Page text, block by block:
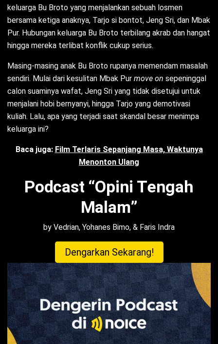
keluarga Bu Broto yang menjalankan sebuah losmen
bersama ketiga anaknya, Tarjo si bontot, Jeng Sri, dan Mbak
Pur. Hubungan keluarga Bu Broto terbilang akrab dan hangat
hingga mereka terlibat konflik cukup serius.
Masing-masing anak Bu Broto rupanya memendam masalah
sendiri. Mulai dari kesulitan Mbak Pur move on sepeninggal
calon suaminya wafat, Jeng Sri yang tidak disetujui untuk
menjalani hobi bernyanyi, hingga Tarjo yang demotivasi
kuliah. Lalu, apa yang terjadi saat skandal besar menimpa
keluarga ini?
Baca juga: Film Terlaris Sepanjang Masa, Waktunya
Menonton Ulang
Podcast “Opini Tengah
Malam”
by Vedrian, Yohanes Bimo, & Faris Indra
Dengarkan Sekarang!